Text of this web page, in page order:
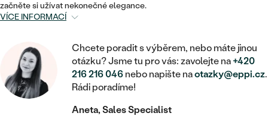
RUČNĚ RYTÉ
S VÝPLNÍ
SVATEBNÍ SETY
ZAČÍT S DIAMANTEM
ZAČÍT S BAREVNÝM DIAMANTEM
DLE DRAHOKAMU
PÁNSKÉ ŠPERKY
BROŽE
DOPLŇKY
PIERCING
DLE KAMENE
MINIMALISTICKÉ
ŘETÍZKY
VE TVARU SRDCE
MINIMALISTICKÉ
STATEMENT
PEČETNÍ
PERSONALIZOVANÉ
začněte si užívat nekonečné elegance.
VÍCE INFORMACÍ
Chcete poradit s výběrem, nebo máte jinou
otázku? Jsme tu pro vás: zavolejte na+420
216 216 046 nebo napište naotazky@eppi.cz.
Rádi poradíme!
Aneta, Sales Specialist